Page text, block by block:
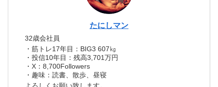
たにしマン
32歳会社員
・筋トレ17年目：BIG3 607㎏
・投信10年目：残高3,701万円
・X：8,700Followers
・趣味：読書、散歩、昼寝